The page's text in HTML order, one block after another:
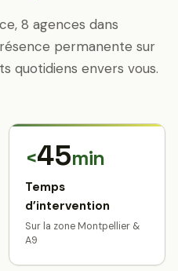
8 agences dans
permanente sur
quotidiens envers vous.
<45min
Temps
d’intervention
Sur la zone Montpellier &
A9